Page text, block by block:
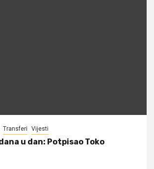
Transferi Vijesti
u dan: Potpisao Toko